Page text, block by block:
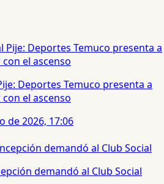
Deportes Temuco presenta a
el ascenso
de 2026, 17:06
demandó al Club Social